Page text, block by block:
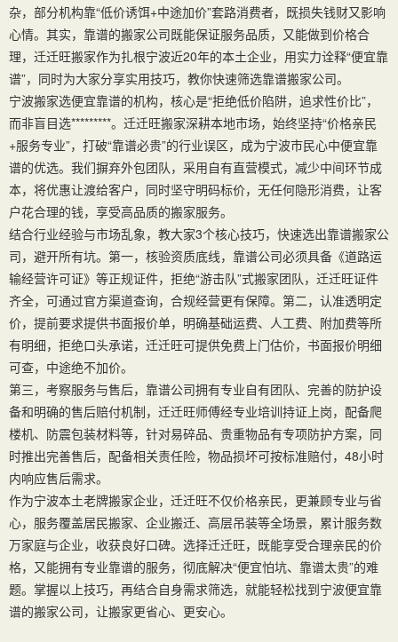
杂，部分机构靠“低价诱饵+中途加价”套路消费者，既损失钱财又影响
心情。其实，靠谱的搬家公司既能保证服务品质，又能做到价格合
理，迁迁旺搬家作为扎根宁波近20年的本土企业，用实力诠释“便宜靠
谱”，同时为大家分享实用技巧，教你快速筛选靠谱搬家公司。
宁波搬家选便宜靠谱的机构，核心是“拒绝低价陷阱，追求性价比”，
而非盲目选*********。迁迁旺搬家深耕本地市场，始终坚持“价格亲民
+服务专业”，打破“靠谱必贵”的行业误区，成为宁波市民心中便宜靠
谱的优选。我们摒弃外包团队，采用自有直营模式，减少中间环节成
本，将优惠让渡给客户，同时坚守明码标价，无任何隐形消费，让客
户花合理的钱，享受高品质的搬家服务。
结合行业经验与市场乱象，教大家3个核心技巧，快速选出靠谱搬家公
司，避开所有坑。第一，核验资质底线，靠谱公司必须具备《道路运
输经营许可证》等正规证件，拒绝“游击队”式搬家团队，迁迁旺证件
齐全，可通过官方渠道查询，合规经营更有保障。第二，认准透明定
价，提前要求提供书面报价单，明确基础运费、人工费、附加费等所
有明细，拒绝口头承诺，迁迁旺可提供免费上门估价，书面报价明细
可查，中途绝不加价。
第三，考察服务与售后，靠谱公司拥有专业自有团队、完善的防护设
备和明确的售后赔付机制，迁迁旺师傅经专业培训持证上岗，配备爬
楼机、防震包装材料等，针对易碎品、贵重物品有专项防护方案，同
时推出完善售后，配备相关责任险，物品损坏可按标准赔付，48小时
内响应售后需求。
作为宁波本土老牌搬家企业，迁迁旺不仅价格亲民，更兼顾专业与省
心，服务覆盖居民搬家、企业搬迁、高层吊装等全场景，累计服务数
万家庭与企业，收获良好口碑。选择迁迁旺，既能享受合理亲民的价
格，又能拥有专业靠谱的服务，彻底解决“便宜怕坑、靠谱太贵”的难
题。掌握以上技巧，再结合自身需求筛选，就能轻松找到宁波便宜靠
谱的搬家公司，让搬家更省心、更安心。